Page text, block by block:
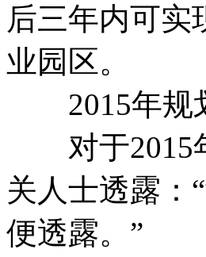
后三年内可实
业园区。
2015年规
对于2015年
关人士透露：
便透露。”